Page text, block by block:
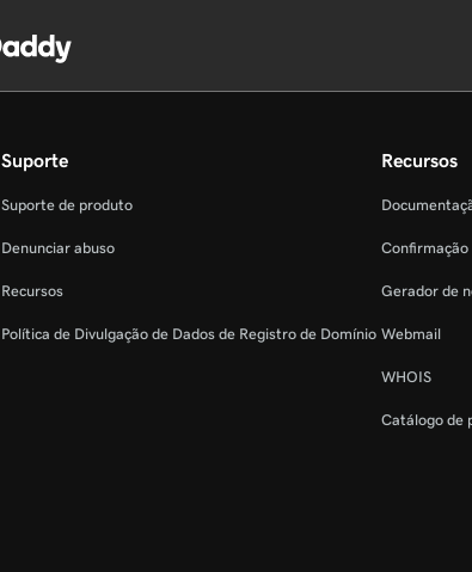
Suporte
Suporte de produto
Denunciar abuso
Recursos
Política de Divulgação de Dados de Registro de Domínio
Recursos
Confirmação
Gerador de
Webmail
WHOIS
Catálogo de